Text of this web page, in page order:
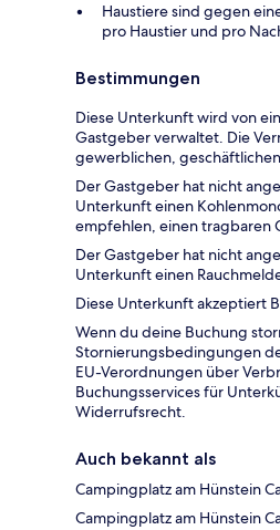
Haustiere sind gegen
pro Haustier und pro
Bestimmungen
Diese Unterkunft wird von
Gastgeber verwaltet. Die
gewerblichen,
Der Gastgeber hat nicht
Unterkunft einen
empfehlen, einen tragbaren
Der Gastgeber hat nicht
Unterkunft einen
Diese Unterkunft akzeptiert
Wenn du deine Buchung
Stornierungsbedingungen
EU-Verordnungen über
Buchungsservices für
Widerrufsrecht.
Auch bekannt als
Campingplatz am Hünstein
Campingplatz am Hünstein